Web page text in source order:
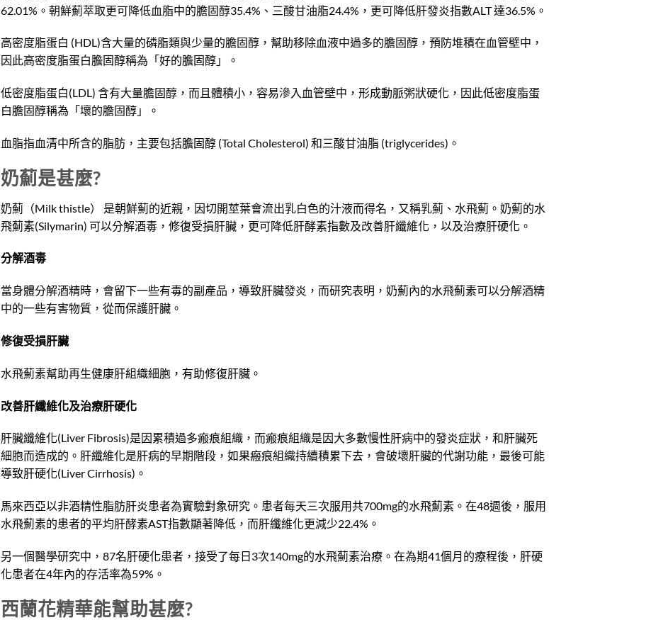
62.01%。朝鮮薊萃取更可降低血脂中的膽固醇35.4%、三酸甘油脂24.4%，更可降低肝發炎指數ALT 達36.5%。
高密度脂蛋白 (HDL)含大量的磷脂類與少量的膽固醇，幫助移除血液中過多的膽固醇，預防堆積在血管壁中，
因此高密度脂蛋白膽固醇稱為「好的膽固醇」。
低密度脂蛋白(LDL) 含有大量膽固醇，而且體積小，容易滲入血管壁中，形成動脈粥狀硬化，因此低密度脂蛋
白膽固醇稱為「壞的膽固醇」。
血脂指血清中所含的脂肪，主要包括膽固醇 (Total Cholesterol) 和三酸甘油脂 (triglycerides)。
奶薊是甚麼?
奶薊（Milk thistle） 是朝鮮薊的近親，因切開莖葉會流出乳白色的汁液而得名，又稱乳薊、水飛薊。奶薊的水
飛薊素(Silymarin) 可以分解酒毒，修復受損肝臟，更可降低肝酵素指數及改善肝纖維化，以及治療肝硬化。
分解酒毒
當身體分解酒精時，會留下一些有毒的副產品，導致肝臟發炎，而研究表明，奶薊內的水飛薊素可以分解酒精
中的一些有害物質，從而保護肝臟。
修復受損肝臟
水飛薊素幫助再生健康肝組織細胞，有助修復肝臟。
改善肝纖維化及治療肝硬化
肝臟纖維化(Liver Fibrosis)是因累積過多瘢痕組織，而瘢痕組織是因大多數慢性肝病中的發炎症狀，和肝臟死
細胞而造成的。肝纖維化是肝病的早期階段，如果瘢痕組織持續積累下去，會破壞肝臟的代謝功能，最後可能
導致肝硬化(Liver Cirrhosis)。
馬來西亞以非酒精性脂肪肝炎患者為實驗對象研究。患者每天三次服用共700mg的水飛薊素。在48週後，服用
水飛薊素的患者的平均肝酵素AST指數顯著降低，而肝纖維化更減少22.4%。
另一個醫學研究中，87名肝硬化患者，接受了每日3次140mg的水飛薊素治療。在為期41個月的療程後，肝硬
化患者在4年內的存活率為59%。
西蘭花精華能幫助甚麼?